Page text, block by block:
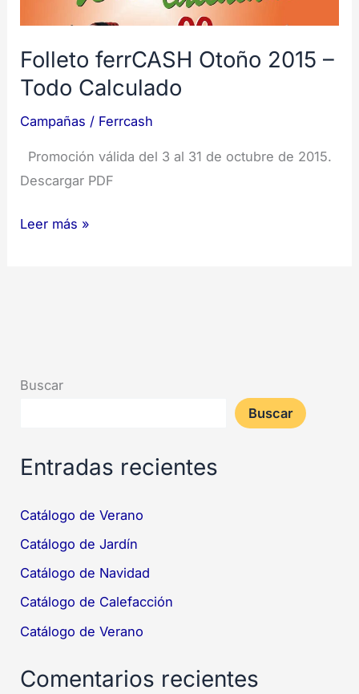
Folleto ferrCASH Otoño 2015 –
Todo Calculado
Campañas / Ferrcash
Promoción válida del 3 al 31 de octubre de 2015.
Descargar PDF
Todo
Calculado
Leer más »
Buscar
Buscar
Entradas recientes
Catálogo de Verano
Catálogo de Jardín
Catálogo de Navidad
Catálogo de Calefacción
Catálogo de Verano
Comentarios recientes